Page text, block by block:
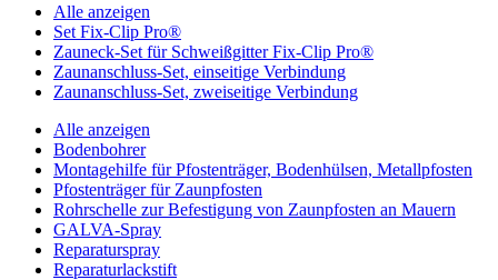
Alle anzeigen
Set Fix-Clip Pro®
Zauneck-Set für Schweißgitter Fix-Clip Pro®
Zaunanschluss-Set, einseitige Verbindung
Zaunanschluss-Set, zweiseitige Verbindung
Alle anzeigen
Bodenbohrer
Montagehilfe für Pfostenträger, Bodenhülsen, Metallpfosten
Pfostenträger für Zaunpfosten
Rohrschelle zur Befestigung von Zaunpfosten an Mauern
GALVA-Spray
Reparaturspray
Reparaturlackstift